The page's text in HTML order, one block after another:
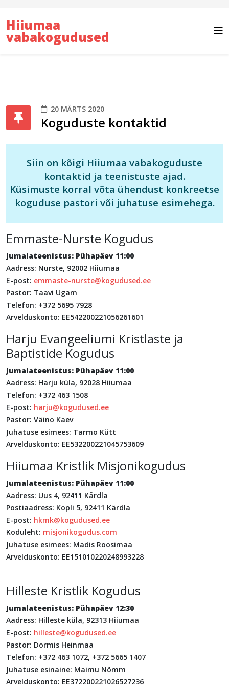
Hiiumaa
vabakogudused
20 MÄRTS 2020
Koguduste kontaktid
Siin on kõigi Hiiumaa vabakoguduste
kontaktid ja teenistuste ajad.
Küsimuste korral võta ühendust konkreetse
koguduse pastori või juhatuse esimehega.
Emmaste-Nurste Kogudus
Jumalateenistus: Pühapäev 11:00
Aadress: Nurste, 92002 Hiiumaa
E-post: emmaste-nurste@kogudused.ee
Pastor: Taavi Ugam
Telefon: +372 5695 7928
Arvelduskonto: EE542200221056261601
Harju Evangeeliumi Kristlaste ja
Baptistide Kogudus
Jumalateenistus: Pühapäev 11:00
Aadress: Harju küla, 92028 Hiiumaa
Telefon: +372 463 1508
E-post: harju@kogudused.ee
Pastor: Väino Kaev
Juhatuse esimees: Tarmo Kütt
Arvelduskonto: EE532200221045753609
Hiiumaa Kristlik Misjonikogudus
Jumalateenistus: Pühapäev 11:00
Aadress: Uus 4, 92411 Kärdla
Postiaadress: Kopli 5, 92411 Kärdla
E-post: hkmk@kogudused.ee
Koduleht: misjonikogudus.com
Juhatuse esimees: Madis Roosimaa
Arvelduskonto: EE151010220248993228
Hilleste Kristlik Kogudus
Jumalateenistus: Pühapäev 12:30
Aadress: Hilleste küla, 92313 Hiiumaa
E-post: hilleste@kogudused.ee
Pastor: Dormis Heinmaa
Telefon: +372 463 1072, +372 5665 1407
Juhatuse esinaine: Maimu Nõmm
Arvelduskonto: EE372200221026527236